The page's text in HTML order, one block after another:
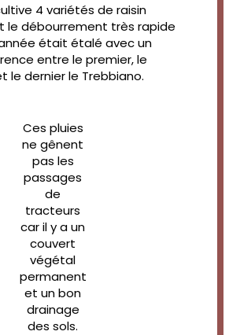
4 variétés de raisin
le débourrement très rapide
était étalé avec un
entre le premier, le
le dernier le Trebbiano.
Ces pluies
ne gênent
pas les
passages
de
tracteurs
car il y a un
couvert
végétal
permanent
et un bon
drainage
des sols.